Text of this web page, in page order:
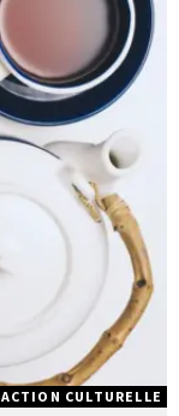
ACTION CULTURELLE